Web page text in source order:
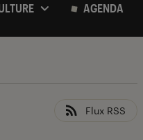
AGENDA
Flux RSS